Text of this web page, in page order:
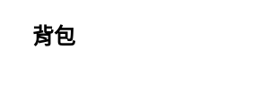
背包